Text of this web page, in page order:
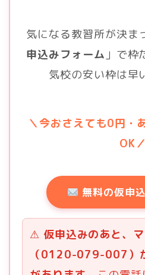
気になる教習所が決ま
申込みフォーム」で枠
気校の安い枠は早
＼今おさえても0円・
OK／
無料の仮申
⚠ 仮申込みのあと、
（0120-079-007）